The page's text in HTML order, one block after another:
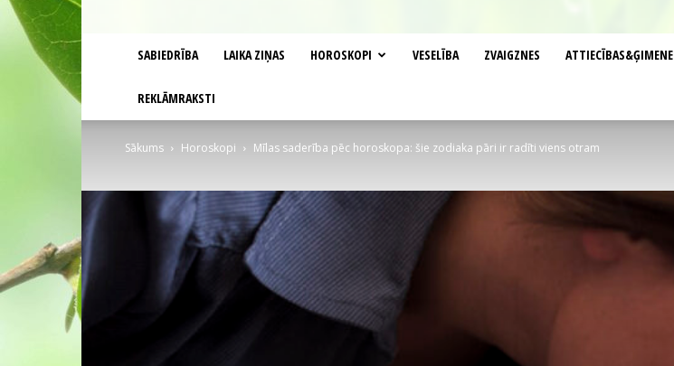
SABIEDRĪBA LAIKA ZIŅAS HOROSKOPI VESELĪBA ZVAIGZNES ATTIECĪBAS&ĢIMENE
REKLĀMRAKSTI
Sākums Horoskopi Mīlas saderība pēc horoskopa: šie zodiaka pāri ir radīti viens otram